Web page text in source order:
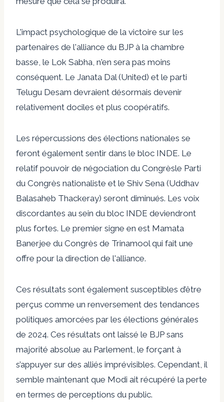
L'impact psychologique de la victoire sur les
partenaires de l'alliance du BJP à la chambre
basse, le Lok Sabha, n'en sera pas moins
conséquent. Le Janata Dal (United) et le parti
Telugu Desam devraient désormais devenir
relativement dociles et plus coopératifs.
Les répercussions des élections nationales se
feront également sentir dans le bloc INDE. Le
relatifpouvoir de négociation du Congrèsle Parti
du Congrès nationaliste et le Shiv Sena (Uddhav
Balasaheb Thackeray) seront diminués. Les voix
discordantes au sein du bloc INDE deviendront
plus fortes. Le premier signe en est Mamata
Banerjee du Congrès de Trinamool qui fait une
offre pour la direction de l'alliance.
Ces résultats sont également susceptibles d’être
perçus comme un renversement des tendances
politiques amorcées par les élections générales
de 2024. Ces résultats ont laissé le BJP sans
majorité absolue au Parlement, le forçant à
s’appuyer sur des alliés imprévisibles. Cependant, il
semble maintenant que Modi ait récupéré la perte
en termes de perceptions du public.